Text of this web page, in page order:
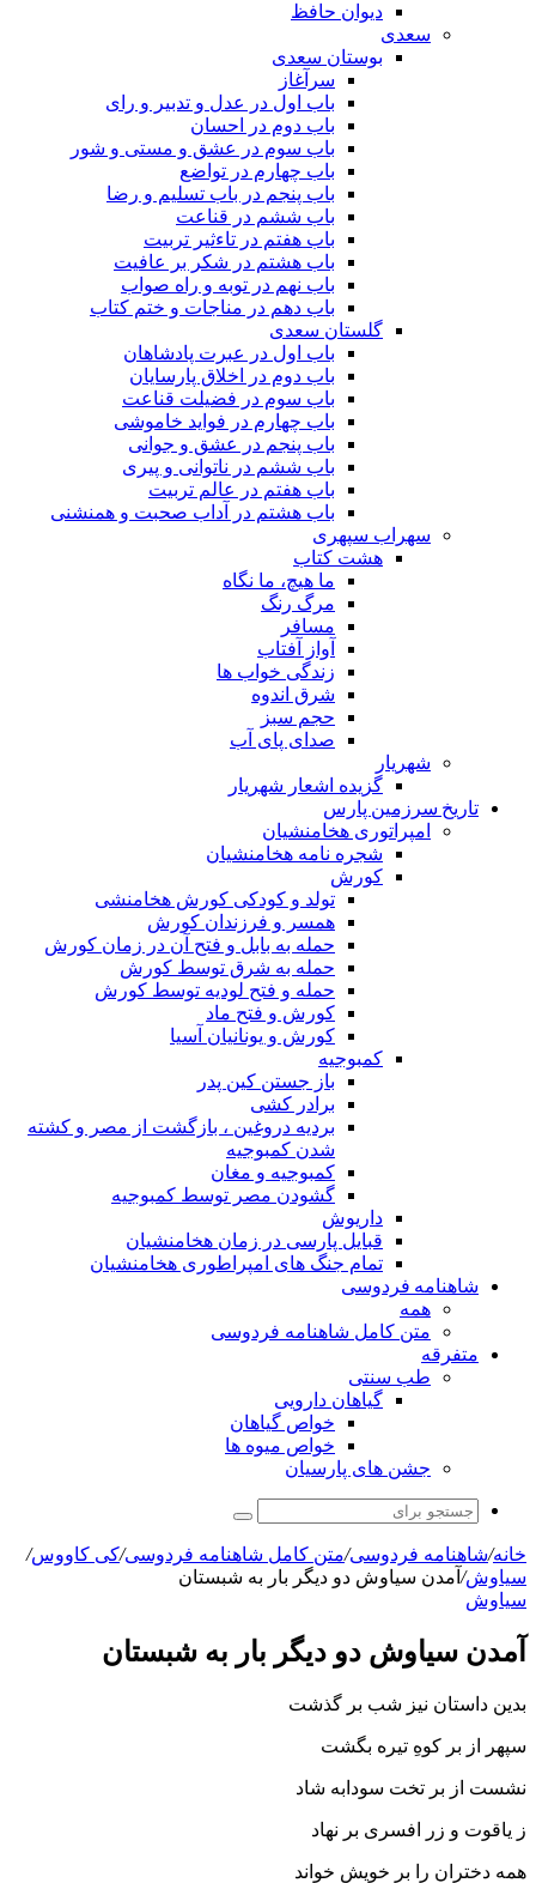
دیوان حافظ
سعدی
بوستان سعدی
سرآغاز
باب اول در عدل و تدبیر و رای
باب دوم در احسان
باب سوم در عشق و مستی و شور
باب چهارم در تواضع
باب پنجم در باب تسلیم و رضا
باب ششم در قناعت
باب هفتم در تاءثیر تربیت
باب هشتم در شکر بر عافیت
باب نهم در توبه و راه صواب
باب دهم در مناجات و ختم کتاب
گلستان سعدی
باب اول در عبرت پادشاهان
باب دوم در اخلاق پارسایان
باب سوم در فضیلت قناعت
باب چهارم در فواید خاموشى
باب پنجم در عشق و جوانى
باب ششم در ناتوانى و پیرى
باب هفتم در عالم تربیت
باب هشتم در آداب صحبت و همنشنى
سهراب سپهری
هشت کتاب
ما هیچ، ما نگاه
مرگ رنگ
مسافر
آواز آفتاب
زندگی خواب ها
شرق اندوه
حجم سبز
صدای پای آب
شهریار
گزیده اشعار شهریار
تاریخ سرزمین پارس
امپراتوری هخامنشیان
شجره نامه هخامنشیان
کورش
تولد و کودکی کورش هخامنشی
همسر و فرزندان کورش
حمله به بابل و فتح آن در زمان کورش
حمله به شرق توسط کورش
حمله و فتح لودیه توسط کورش
کورش و فتح ماد
کورش و یونانیان آسیا
کمبوجیه
باز جستن کین پدر
برادر کشی
بردیه دروغین ، بازگشت از مصر و کشته
شدن کمبوجیه
کمبوجیه و مغان
گشودن مصر توسط کمبوجیه
داریوش
قبایل پارسی در زمان هخامنشیان
تمام جنگ های امپراطوری هخامنشیان
شاهنامه فردوسی
همه
متن کامل شاهنامه فردوسی
متفرقه
طب سنتی
گیاهان دارویی
خواص گیاهان
خواص میوه ها
جشن های پارسیان
جستجو
برای
خانه/شاهنامه فردوسی/متن کامل شاهنامه فردوسی/کی کاووس/
سیاوش/ آمدن سیاوش دو دیگر بار به شبستان‏
سیاوش
آمدن سیاوش دو دیگر بار به شبستان‏
بدین داستان نیز شب بر گذشت
سپهر از بر کوهِ تیره بگشت‏
نشست از بر تخت سودابه شاد
ز یاقوت و زر افسرى بر نهاد
همه دختران را بر خویش خواند